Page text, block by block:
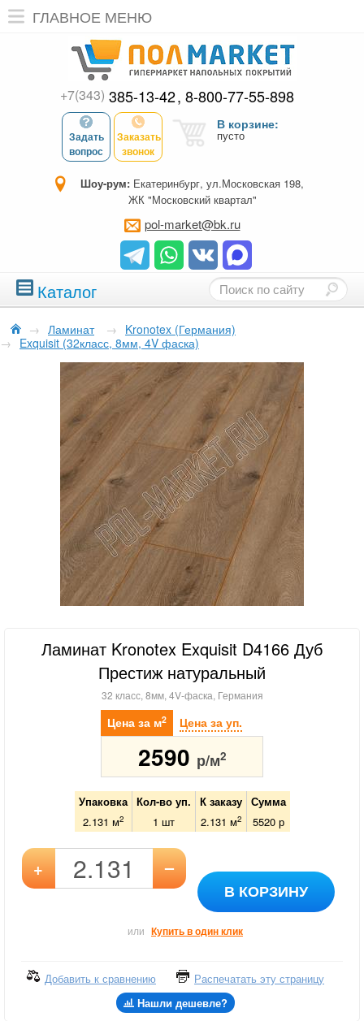
ГЛАВНОЕ МЕНЮ
+7(343) 385-13-42 8-800-77-55-898
Задать
вопрос
Заказать
звонок
В корзине:
пусто
Шоу-рум: Екатеринбург, ул.Московская 198,
ЖК "Московский квартал"
pol-market@bk.ru
Каталог
→ Ламинат → Kronotex (Германия)
→ Exquisit (32класс, 8мм, 4V фаска)
Ламинат Kronotex Exquisit D4166 Дуб
Престиж натуральный
32 класс, 8мм, 4V-фаска, Германия
Цена за м2 Цена за уп.
2590 р/м2
Упаковка Кол-во уп. К заказу
Сумма
2.131 м2 1 шт 2.131 м2 5520р
+ –
В КОРЗИНУ
или Купить в один клик
Добавить к сравнению
Распечатать эту страницу
Нашли дешевле?